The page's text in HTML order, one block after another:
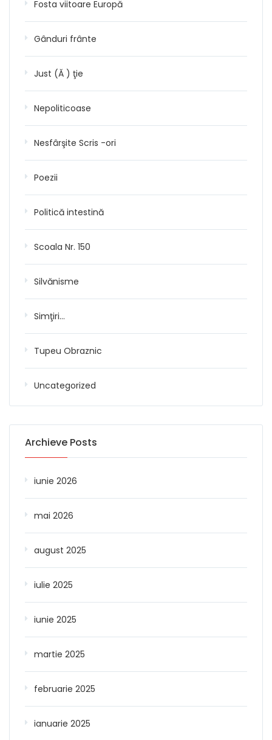
Fosta viitoare Europă
Gânduri frânte
Just (Ă ) ţie
Nepoliticoase
Nesfârşite Scris -ori
Poezii
Politică intestină
Scoala Nr. 150
Silvănisme
Simţiri…
Tupeu Obraznic
Uncategorized
Archieve Posts
iunie 2026
mai 2026
august 2025
iulie 2025
iunie 2025
martie 2025
februarie 2025
ianuarie 2025